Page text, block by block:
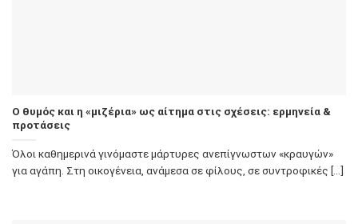
Ο θυμός και η «μιζέρια» ως αίτημα στις σχέσεις: ερμηνεία &
προτάσεις
Όλοι καθημερινά γινόμαστε μάρτυρες ανεπίγνωστων «κραυγών»
για αγάπη. Στη οικογένεια, ανάμεσα σε φίλους, σε συντροφικές [...]